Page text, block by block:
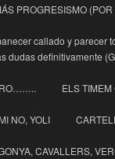
PROGRESISMO (POR
callado y parecer
dudas definitivamente
ELS
NO, YOLI
CAVALLERS,